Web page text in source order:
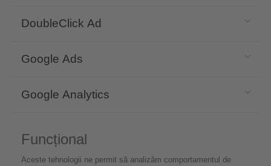
DoubleClick Ad
Google Ads
Google Analytics
Funcțional
Aceste tehnologii ne permit să analizăm comportamentul de